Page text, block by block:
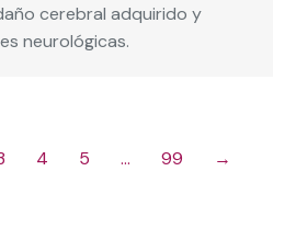
cerebral adquirido y
neurológicas.
4 5 … 99 →